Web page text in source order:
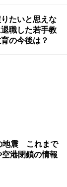
りたいと思えな
職した若手教
の今後は？
地震 これまで
港閉鎖の情報